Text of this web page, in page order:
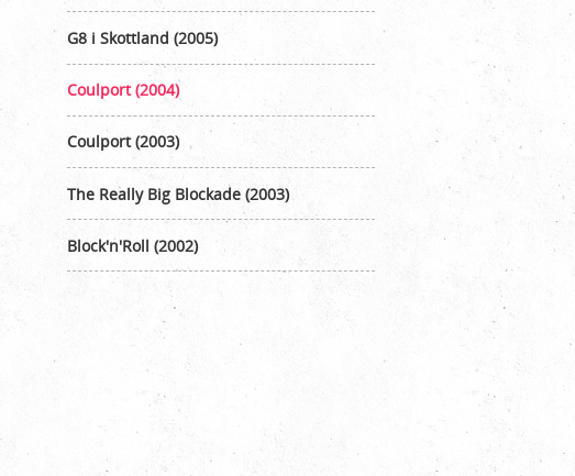
G8 i Skottland (2005)
Coulport (2004)
Coulport (2003)
The Really Big Blockade (2003)
Block'n'Roll (2002)